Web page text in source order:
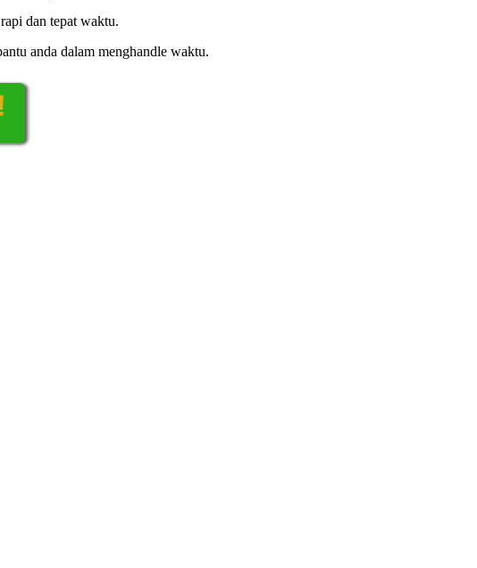
dan tepat waktu.
anda dalam menghandle waktu.